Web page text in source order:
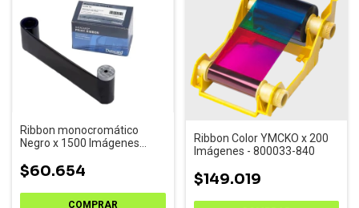
Ribbon monocromático
Negro x 1500 Imágenes
$60.654
Ribbon Color YMCKO x 200
Imágenes - 800033-840
$149.019